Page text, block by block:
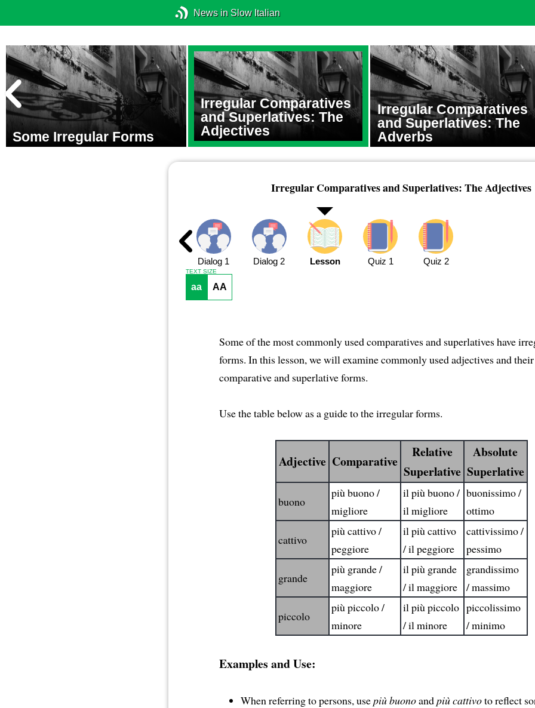
News in Slow Italian
Some Irregular Forms
Irregular Comparatives
and Superlatives: The
Adjectives
Irregular Comparatives
and Superlatives: The
Adverbs
Irregular Comparatives and Superlatives: The Adjectives
Dialog 1 Dialog 2 Lesson Quiz 1 Quiz 2
TEXT SIZE
aa AA
Some of the most commonly used comparatives and superlatives have
forms. In this lesson, we will examine commonly used adjectives and
comparative and superlative forms.
Use the table below as a guide to the irregular forms.
Adjective Comparative
Relative
Superlative
Absolute
Superlative
buono
più buono /
migliore
il più buono /
il migliore
buonissimo /
ottimo
cattivo
più cattivo /
peggiore
il più cattivo
/ il peggiore
cattivissimo /
pessimo
grande
più grande /
maggiore
il più grande
/ il maggiore
grandissimo
/ massimo
piccolo
più piccolo /
minore
il più piccolo
/ il minore
piccolissimo
/ minimo
Examples and Use:
When referring to persons, usepiù buonoandpiù cattivoto reflect